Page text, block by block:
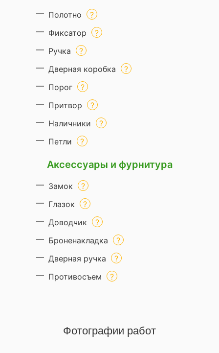
Полотно
Фиксатор
Ручка
Дверная коробка
Порог
Притвор
Наличники
Петли
Аксессуары и фурнитура
Замок
Глазок
Доводчик
Броненакладка
Дверная ручка
Противосъем
Фотографии работ